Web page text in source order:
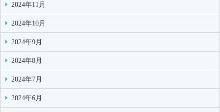
2024年11月
2024年10月
2024年9月
2024年8月
2024年7月
2024年6月